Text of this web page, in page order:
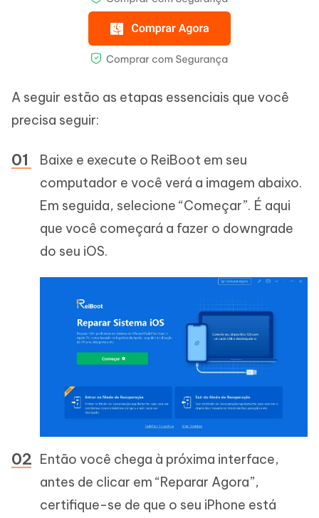
A seguir estão as etapas essenciais que você
precisa seguir:
Baixe e execute o ReiBoot em seu
computador e você verá a imagem abaixo.
Em seguida, selecione “Começar”. É aqui
que você começará a fazer o downgrade
do seu iOS.
Então você chega à próxima interface,
antes de clicar em “Reparar Agora”,
certifique-se de que o seu iPhone está